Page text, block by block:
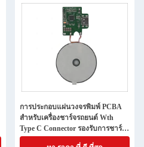
การประกอบแผ่นวงจรพิมพ์ PCBA
สําหรับเครื่องชาร์จรถยนต์ Wth
Type C Connector รองรับการชาร์จ
เร็วแบบไร้สาย 15W